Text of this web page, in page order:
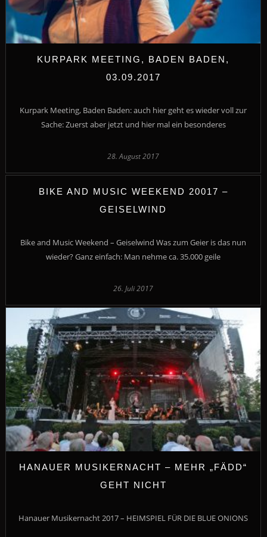
KURPARK MEETING, BADEN BADEN,
03.09.2017
Kurpark Meeting, Baden Baden: auch hier geht es wieder voll zur
Sache: Zuerst aber jetzt und hier mal ein besonderes
28. August 2017
BIKE AND MUSIC WEEKEND 20017 –
GEISELWIND
Bike and Music Weekend – Geiselwind Was zum Geier is das nun
wieder? Ganz einfach: Man nehme ca. 35.000 geile
26. Juli 2017
HANAUER MUSIKERNACHT – MEHR „FÄDD“
GEHT NICHT
Hanauer Musikernacht 2017 – HEIMSPIEL FÜR DIE BLUE ONIONS